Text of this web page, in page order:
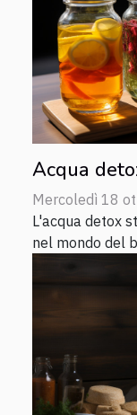
Acqua
Mercoledì 18
L'acqua detox
nel mondo del